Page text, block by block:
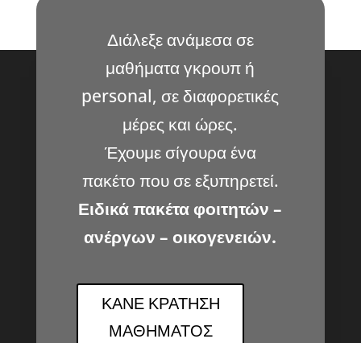
Διάλεξε ανάμεσα σε
μαθήματα γκρουπ ή
personal, σε διαφορετικές
μέρες και ώρες.
Έχουμε σίγουρα ένα
πακέτο που σε εξυπηρετεί.
Ειδικά πακέτα φοιτητών –
ανέργων – οικογενειών.
ΚΑΝΕ ΚΡΑΤΗΣΗ
ΜΑΘΗΜΑΤΟΣ